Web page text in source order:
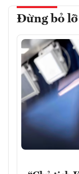
Đừng bỏ lỡ